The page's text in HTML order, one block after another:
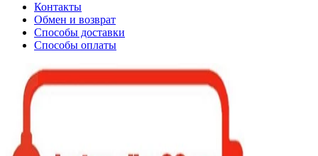
Контакты
Обмен и возврат
Способы доставки
Способы оплаты